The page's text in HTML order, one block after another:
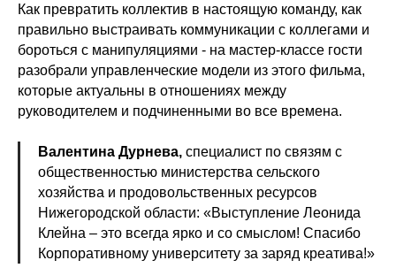
Как превратить коллектив в настоящую команду, как
правильно выстраивать коммуникации с коллегами и
бороться с манипуляциями - на мастер-классе гости
разобрали управленческие модели из этого фильма,
которые актуальны в отношениях между
руководителем и подчиненными во все времена.
Валентина Дурнева, специалист по связям с
общественностью министерства сельского
хозяйства и продовольственных ресурсов
Нижегородской области: «Выступление Леонида
Клейна – это всегда ярко и со смыслом! Спасибо
Корпоративному университету за заряд креатива!»